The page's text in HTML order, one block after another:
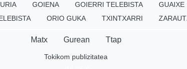
GOIENA GOIERRI TELEBISTA
GUAIXE
ORIO GUKA TXINTXARRI
Matx Gurean Ttap
Tokikom publizitatea